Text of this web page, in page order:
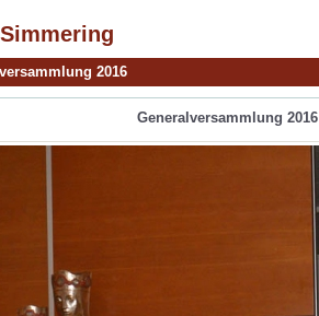
2016
Generalversammlung 2016